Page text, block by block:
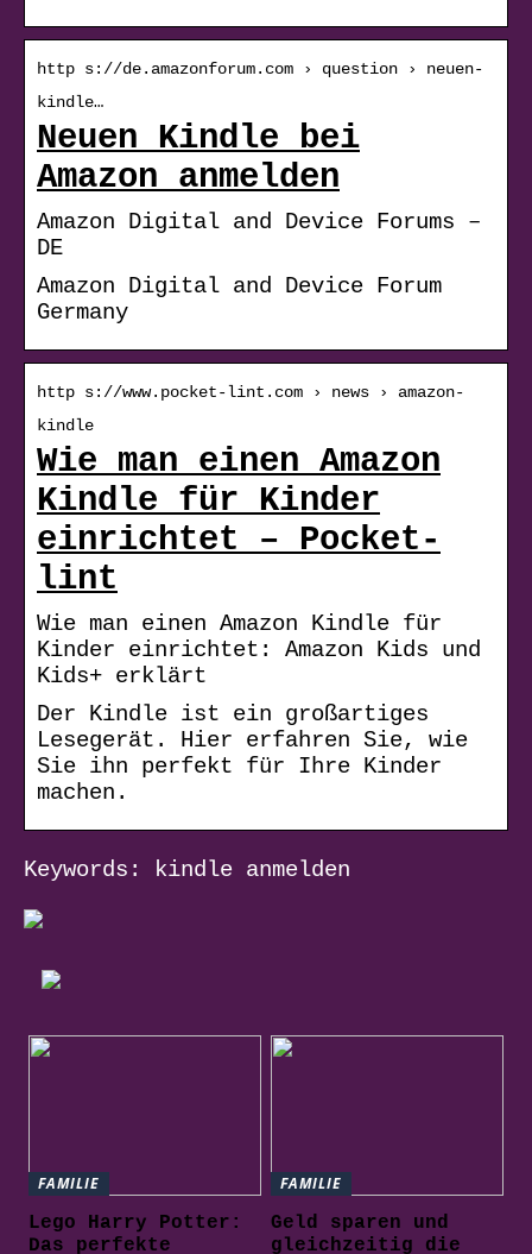
http s://de.amazonforum.com › question › neuen-
kindle…
Neuen Kindle bei
Amazon anmelden
Amazon Digital and Device Forums –
DE
Amazon Digital and Device Forum
Germany
http s://www.pocket-lint.com › news › amazon-
kindle
Wie man einen Amazon
Kindle für Kinder
einrichtet – Pocket-
lint
Wie man einen Amazon Kindle für
Kinder einrichtet: Amazon Kids und
Kids+ erklärt
Der Kindle ist ein großartiges
Lesegerät. Hier erfahren Sie, wie
Sie ihn perfekt für Ihre Kinder
machen.
Keywords: kindle anmelden
FAMILIE
Lego Harry Potter:
Das perfekte
FAMILIE
Geld sparen und
gleichzeitig die